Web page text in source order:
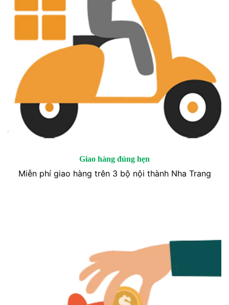
Giao hàng đúng hẹn
Miễn phí giao hàng trên 3 bộ nội thành Nha Trang